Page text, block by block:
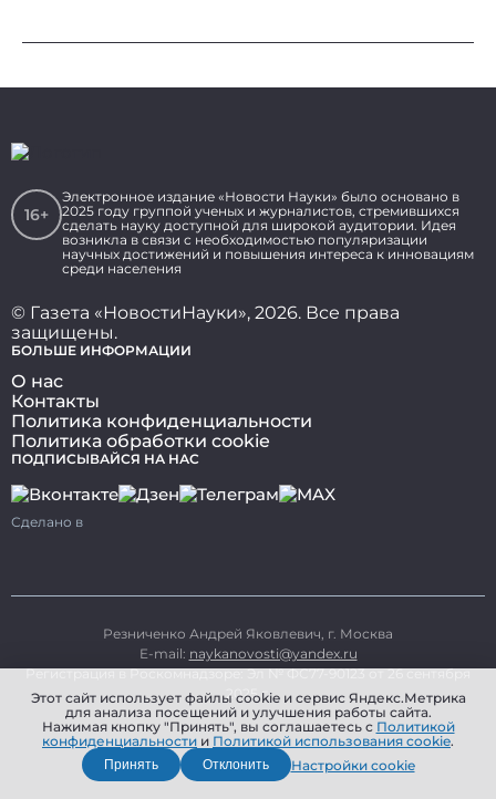
16+
Электронное издание «Новости Науки» было основано в
2025 году группой ученых и журналистов, стремившихся
сделать науку доступной для широкой аудитории. Идея
возникла в связи с необходимостью популяризации
научных достижений и повышения интереса к инновациям
среди населения
© Газета «НовостиНауки», 2026. Все права
защищены.
БОЛЬШЕ ИНФОРМАЦИИ
О нас
Контакты
Политика конфиденциальности
Политика обработки cookie
ПОДПИСЫВАЙСЯ НА НАС
Сделано в
Резниченко Андрей Яковлевич, г. Москва
E-mail: naykanovosti@yandex.ru
Регистрация в Роскомнадзоре: Эл № ФС77-90123 от 26 сентября
2025 г.
Этот сайт использует файлы cookie и сервис Яндекс.Метрика
для анализа посещений и улучшения работы сайта.
Нажимая кнопку "Принять", вы соглашаетесь с Политикой
конфиденциальности и Политикой использования cookie.
Принять Отклонить Настройки cookie